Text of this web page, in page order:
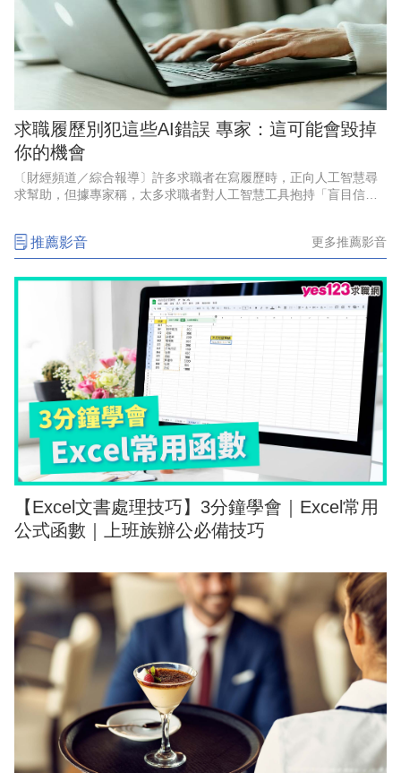
求職履歷別犯這些AI錯誤 專家：這可能會毀掉
你的機會
〔財經頻道／綜合報導〕許多求職者在寫履歷時，正向人工智慧尋
求幫助，但據專家稱，太多求職者對人工智慧工具抱持「盲目信
推薦影音 更多推薦影音
【Excel文書處理技巧】3分鐘學會｜Excel常用
公式函數｜上班族辦公必備技巧